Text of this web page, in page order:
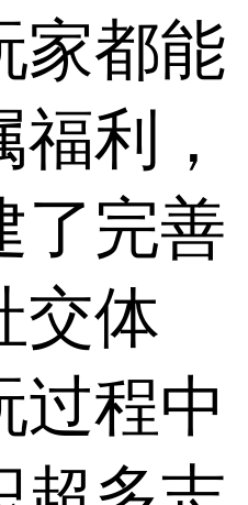
家都能
利，
了完善
交体
过程中